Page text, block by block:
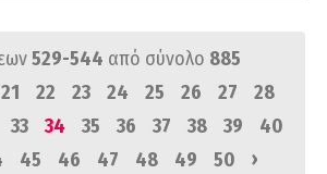
529-544 από σύνολο 885
21 22 23 24 25 26 27
28
33 34 35 36 37 38 39
40
45 46 47 48 49 50 ›